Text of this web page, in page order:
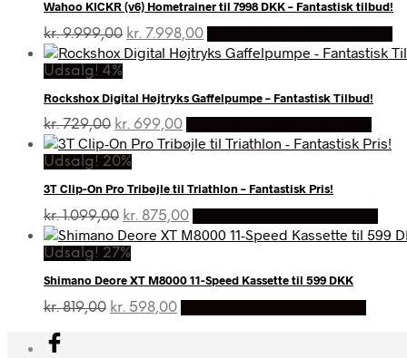
Wahoo KICKR (v6) Hometrainer til 7998 DKK – Fantastisk tilbud!
kr.9.999,00 Den
oprindelige
kr. 9.999,00.
kr. 7.998,00Den
aktuelle
kr. 7.998,00.
Udsalg! 4%
Rockshox Digital Højtryks Gaffelpumpe – Fantastisk Tilbud!
kr.729,00 Den
oprindelige
pris
kr. 729,00.
kr. 699,00Den
aktuelle
kr. 699,00.
Udsalg! 20%
3T Clip-On Pro Tribøjle til Triathlon – Fantastisk Pris!
kr.1.099,00 Den
oprindelige
pris
kr. 1.099,00.
kr. 875,00Den
aktuelle
kr. 875,00.
Udsalg! 27%
Shimano Deore XT M8000 11-Speed Kassette til 599 DKK
kr.819,00 Den
kr. 598,00Den